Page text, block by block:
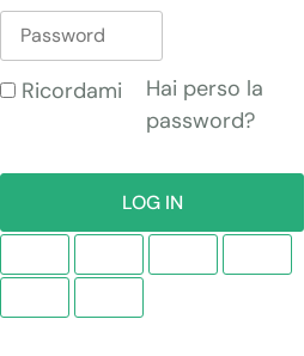
Ricordami
LOG IN
Hai perso la
password?